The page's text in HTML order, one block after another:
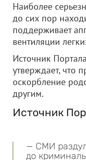
Наиболее
до сих пор
поддерживает
вентиляции
Источник
утверждает, что
оскорбление
другим.
Источник
— СМИ
до